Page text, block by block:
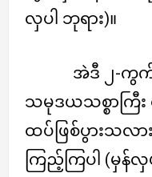
လှပါ ဘုရား)။
အဲဒီ ၂-ကွက်
သမုဒယသစ္စာကြီး
ထပ်ဖြစ်ပွားသ
ကြည့်ကြပါ (မှန်လှ